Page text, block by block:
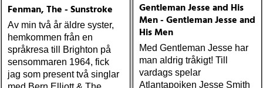
Fenman, The - Sunstroke
Av min två år äldre syster,
hemkommen från en
språkresa till Brighton på
sensommaren 1964, fick
jag som present två singlar
Gentleman Jesse and His
Men - Gentleman Jesse and
His Men
Med Gentleman Jesse har
man aldrig tråkigt! Till
vardags spelar
Atlantapojken Jesse Smith